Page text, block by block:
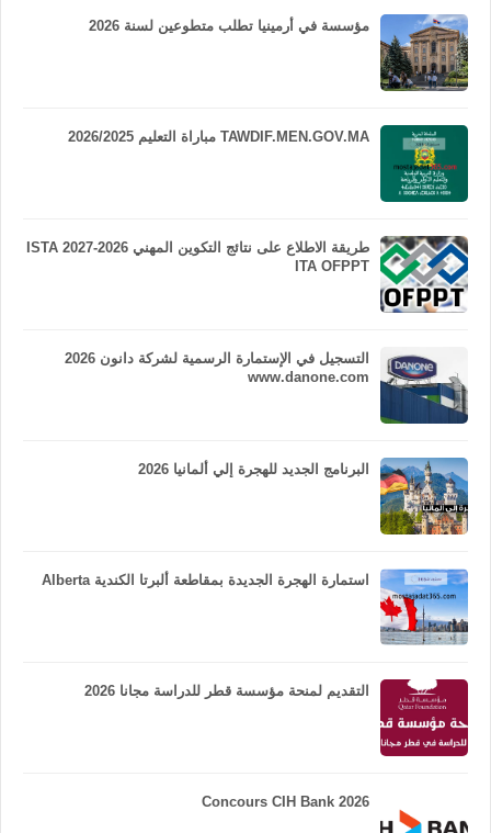
مؤسسة في أرمينيا تطلب متطوعين لسنة 2026
TAWDIF.MEN.GOV.MA مباراة التعليم 2026/2025
طريقة الاطلاع على نتائج التكوين المهني 2026-2027 ISTA
ITA OFPPT
التسجيل في الإستمارة الرسمية لشركة دانون 2026
www.danone.com
البرنامج الجديد للهجرة إلي ألمانيا 2026
استمارة الهجرة الجديدة بمقاطعة ألبرتا الكندية Alberta
التقديم لمنحة مؤسسة قطر للدراسة مجانا 2026
Concours CIH Bank 2026